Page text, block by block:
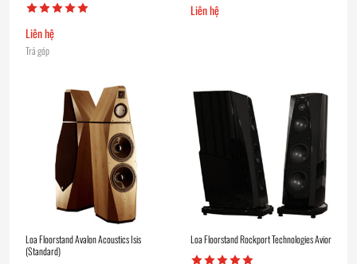
Liên hệ
Trả góp
Liên hệ
Loa Floorstand Avalon Acoustics Isis
(Standard)
Loa Floorstand Rockport Technologies Avior